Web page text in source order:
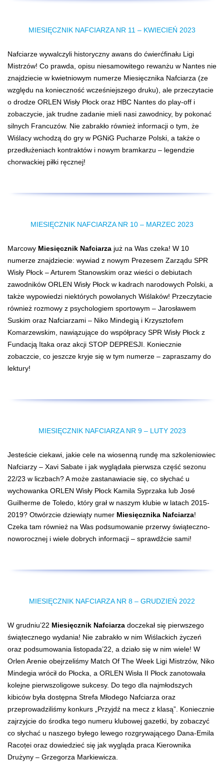
MIESIĘCZNIK NAFCIARZA NR 11 – KWIECIEŃ 2023
Nafciarze wywalczyli historyczny awans do ćwierćfinału Ligi
Mistrzów! Co prawda, opisu niesamowitego rewanżu w Nantes nie
znajdziecie w kwietniowym numerze Miesięcznika Nafciarza (ze
względu na konieczność wcześniejszego druku), ale przeczytacie
o drodze ORLEN Wisły Płock oraz HBC Nantes do play-off i
zobaczycie, jak trudne zadanie mieli nasi zawodnicy, by pokonać
silnych Francuzów. Nie zabrakło również informacji o tym, że
Wiślacy wchodzą do gry w PGNiG Pucharze Polski, a także o
przedłużeniach kontraktów i nowym bramkarzu – legendzie
chorwackiej piłki ręcznej!
MIESIĘCZNIK NAFCIARZA NR 10 – MARZEC 2023
Marcowy Miesięcznik Nafciarza już na Was czeka! W 10
numerze znajdziecie: wywiad z nowym Prezesem Zarządu SPR
Wisły Płock – Arturem Stanowskim oraz wieści o debiutach
zawodników ORLEN Wisły Płock w kadrach narodowych Polski, a
także wypowiedzi niektórych powołanych Wiślaków! Przeczytacie
również rozmowy z psychologiem sportowym – Jarosławem
Suskim oraz Nafciarzami – Niko Mindegią i Krzysztofem
Komarzewskim, nawiązujące do współpracy SPR Wisły Płock z
Fundacją Itaka oraz akcji STOP DEPRESJI. Koniecznie
zobaczcie, co jeszcze kryje się w tym numerze – zapraszamy do
lektury!
MIESIĘCZNIK NAFCIARZA NR 9 – LUTY 2023
Jesteście ciekawi, jakie cele na wiosenną rundę ma szkoleniowiec
Nafciarzy – Xavi Sabate i jak wyglądała pierwsza część sezonu
22/23 w liczbach? A może zastanawiacie się, co słychać u
wychowanka ORLEN Wisły Płock Kamila Syprzaka lub José
Guilherme de Toledo, który grał w naszym klubie w latach 2015-
2019? Otwórzcie dziewiąty numer Miesięcznika Nafciarza!
Czeka tam również na Was podsumowanie przerwy świąteczno-
noworocznej i wiele dobrych informacji – sprawdźcie sami!
MIESIĘCZNIK NAFCIARZA NR 8 – GRUDZIEŃ 2022
W grudniu’22 Miesięcznik Nafciarza doczekał się pierwszego
świątecznego wydania! Nie zabrakło w nim Wiślackich życzeń
oraz podsumowania listopada’22, a działo się w nim wiele! W
Orlen Arenie obejrzeliśmy Match Of The Week Ligi Mistrzów, Niko
Mindegia wrócił do Płocka, a ORLEN Wisła II Płock zanotowała
kolejne pierwszoligowe sukcesy. Do tego dla najmłodszych
kibiców była dostępna Strefa Młodego Nafciarza oraz
przeprowadziliśmy konkurs „Przyjdź na mecz z klasą”. Koniecznie
zajrzyjcie do środka tego numeru klubowej gazetki, by zobaczyć
co słychać u naszego byłego lewego rozgrywającego Dana-Emila
Racoței oraz dowiedzieć się jak wygląda praca Kierownika
Drużyny – Grzegorza Markiewicza.